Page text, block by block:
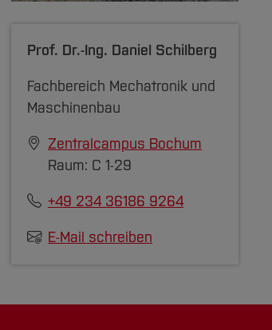
Prof. Dr.-Ing. Daniel Schilberg
Fachbereich Mechatronik und
Maschinenbau
Zentralcampus Bochum
Raum: C 1-29
+49 234 36186 9264
E-Mail schreiben